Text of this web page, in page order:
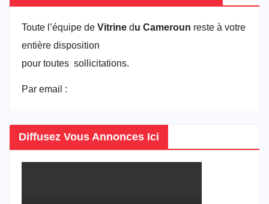
Toute l’équipe de Vitrine du Cameroun reste à votre
entière disposition
pour toutes sollicitations.
Par email :
Diffusez Vous Annonces Ici